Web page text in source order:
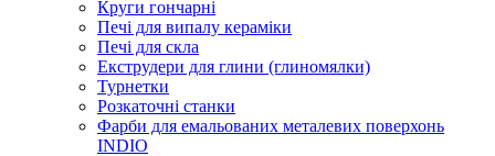
Круги гончарні
Печі для випалу кераміки
Печі для скла
Екструдери для глини (глиномялки)
Турнетки
Розкаточні станки
Фарби для емальованих металевих поверхонь
INDIO